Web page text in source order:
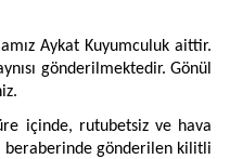
Aykat Kuyumculuk aittir.
gönderilmektedir. Gönül
içinde, rutubetsiz ve hava
gönderilen kilitli